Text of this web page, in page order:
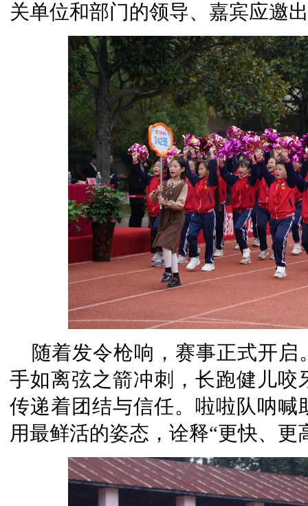
关单位和部门的领导、嘉宾应邀
随着发令枪响，赛事正式开
手如离弦之箭冲刺，长跑健儿
传递着团结与信任。啦啦队呐
用最鲜活的姿态，诠释“更快、更